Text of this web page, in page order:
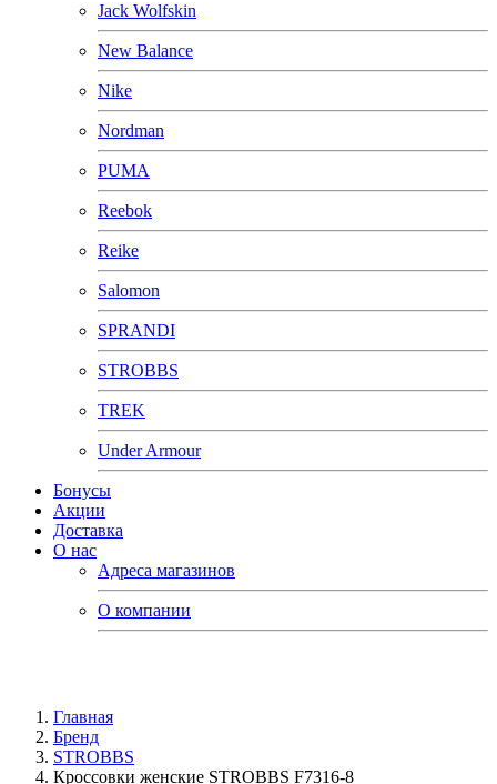
Jack Wolfskin
New Balance
Nike
Nordman
PUMA
Reebok
Reike
Salomon
SPRANDI
STROBBS
TREK
Under Armour
Бонусы
Акции
Доставка
О нас
Адреса магазинов
О компании
Главная
Бренд
STROBBS
Кроссовки женские STROBBS F7316-8